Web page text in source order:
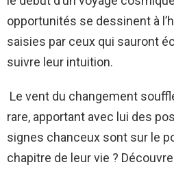
opportunités se dessinent à
saisies par ceux qui sauront
suivre leur intuition.
Le vent du changement
rare, apportant avec lui des
signes chanceux sont sur le
chapitre de leur vie ?